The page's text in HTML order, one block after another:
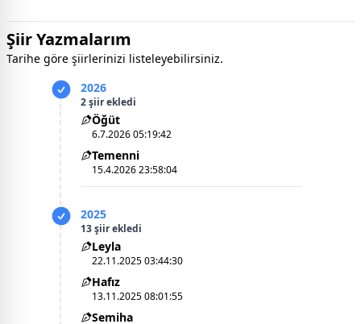
Şiir Yazmalarım
Tarihe göre şiirlerinizi listeleyebilirsiniz.
2026
2 şiir ekledi
Öğüt
6.7.2026 05:19:42
Temenni
15.4.2026 23:58:04
2025
13 şiir ekledi
Leyla
22.11.2025 03:44:30
Hafız
13.11.2025 08:01:55
Semiha